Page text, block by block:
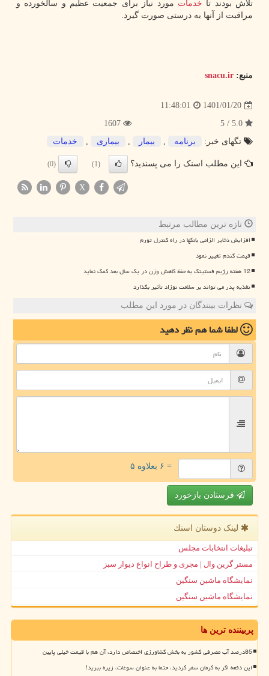
تلاش بودند تا خدمات مورد نیاز برای جمعیت عظیم و سالخورده و
مراقبت از آنها به درستی صورت گیرد.
منبع: snacu.ir
1401/01/20
11:48:01
تگهای خبر:
برنامه , بیمار , بیماری , خدمات
این مطلب اسنک را می پسندید؟ (1)
(0)
X
تازه ترین مطالب مرتبط
افزایش ذخایر الزامی بانکها در راه کنترل تورم
قیمت گندم تغییر نمود
12 هفته رژیم فستینگ به حفظ کاهش وزن در یک سال بعد کمک نماید
تغذیه پدر می تواند بر سلامت نوزاد تأثیر بگذارد
نظرات بینندگان در مورد این مطلب
لطفا شما همنظر دهید
= ۶ بعلاوه ۵
فرستادن بازخورد
لینک دوستان اسنك
تبلیغات انتخابات مجلس
مستر گرین وال | مجری و طراح انواع دیوار سبز
نمایشگاه ماشین سنگین
نمایشگاه ماشین سنگین
پربیننده ترین ها
85درصد آب مصرفی کشور به بخش کشاورزی اختصاص دارد، آن هم با قیمت خیلی پایین
این دفعه اگر به کرمان سفر کردید، حتما به عنوان سوغات، زیره ببرید!